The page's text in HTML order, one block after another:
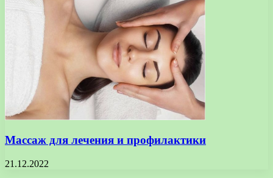
Массаж для лечения и профилактики
21.12.2022